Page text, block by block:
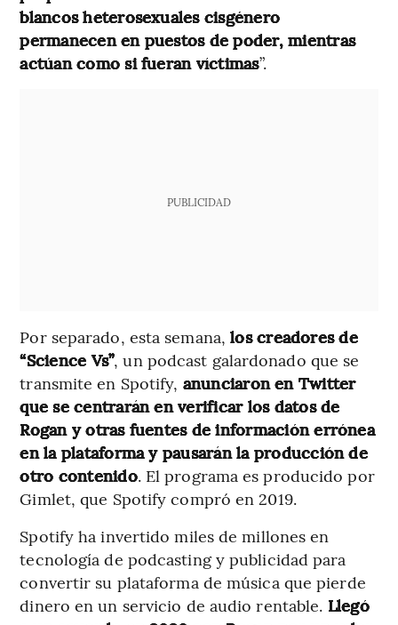
blancos heterosexuales cisgénero
permanecen en puestos de poder, mientras
actúan como si fueran víctimas”.
PUBLICIDAD
Por separado, esta semana,los creadores de
“Science Vs”, un podcast galardonado que se
transmite en Spotify, anunciaron en Twitter
que se centrarán en verificar los datos de
Rogan y otras fuentes de información errónea
en la plataforma y pausarán la producción de
otro contenido. El programa es producido por
Gimlet, que Spotify compró en 2019.
Spotify ha invertido miles de millones en
tecnología de podcasting y publicidad para
convertir su plataforma de música que pierde
dinero en un servicio de audio rentable. Llegó